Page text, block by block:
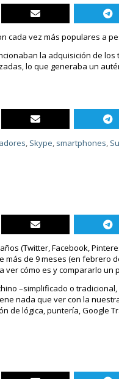
cada vez más populares a
la adquisición de los
lo que generaba un
, Skype, smartphones,
(Twitter, Facebook,
de 9 meses (en febrero
cómo es y compararlo un
–simplificado o
nada que ver con la
de lógica, puntería, Google